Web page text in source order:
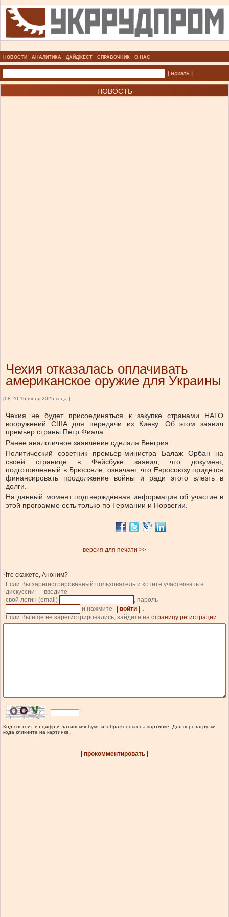
НОВОСТИ АНАЛИТИКА ДАЙДЖЕСТ СПРАВОЧНИК О НАС
| искать |
НОВОСТЬ
Чехия отказалась оплачивать
американское оружие для Украины
[08:20 16 июля 2025 года ]
Чехия не будет присоединяться к закупке странами НАТО
вооружений США для передачи их Киеву. Об этом заявил
премьер страны Пётр Фиала.
Ранее аналогичное заявление сделала Венгрия.
Политический советник премьер-министра Балаж Орбан на
своей странице в Фейсбуке заявил, что документ,
подготовленный в Брюсселе, означает, что Евросоюзу придётся
финансировать продолжение войны и ради этого влезть в
долги.
На данный момент подтверждённая информация об участие в
этой программе есть только по Германии и Норвегии.
версия для печати >>
Что скажете, Аноним?
Если Вы зарегистрированный пользователь и хотите участвовать в
дискуссии — введите
свой логин (email)
, пароль
и нажмите
| войти |
.
Если Вы еще не зарегистрировались, зайдите на страницу регистрации.
Код состоит из цифр и латинских букв, изображенных на картинке. Для перезагрузки
кода кликните на картинке.
| прокомментировать |